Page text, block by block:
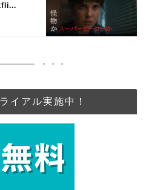
イアル実施中！